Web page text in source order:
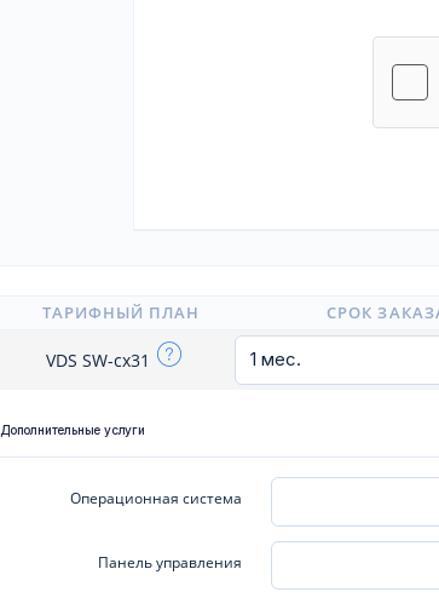
ТАРИФНЫЙ ПЛАН СРОК
VDS SW-cx31
Дополнительные услуги
Операционная система
Панель управления